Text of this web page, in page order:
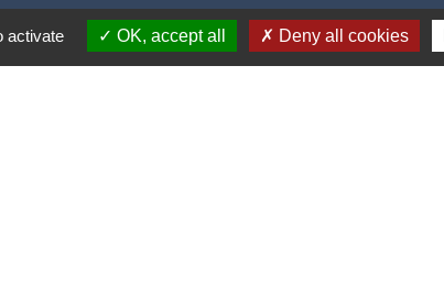
- FRANCE
44 26 19
activate OK, accept all Deny all cookies